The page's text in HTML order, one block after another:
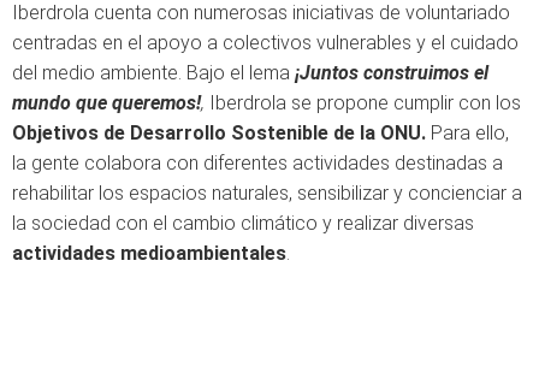
Iberdrola cuenta con numerosas iniciativas de voluntariado
centradas en el apoyo a colectivos vulnerables y el cuidado
del medio ambiente. Bajo el lema ¡Juntos construimos el
mundo que queremos!, Iberdrola se propone cumplir con los
Objetivos de Desarrollo Sostenible de la ONU. Para ello,
la gente colabora con diferentes actividades destinadas a
rehabilitar los espacios naturales, sensibilizar y concienciar a
la sociedad con el cambio climático y realizar diversas
actividades medioambientales.